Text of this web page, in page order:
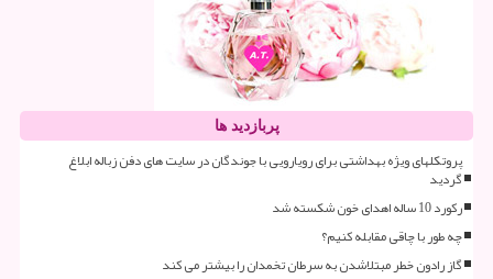
پربازدید ها
پروتکلهای ویژه بهداشتی برای رویارویی با جوندگان در سایت های دفن زباله ابلاغ
گردید
رکورد 10 ساله اهدای خون شکسته شد
چه طور با چاقی مقابله کنیم؟
گاز رادون خطر مبتلاشدن به سرطان تخمدان را بیشتر می کند